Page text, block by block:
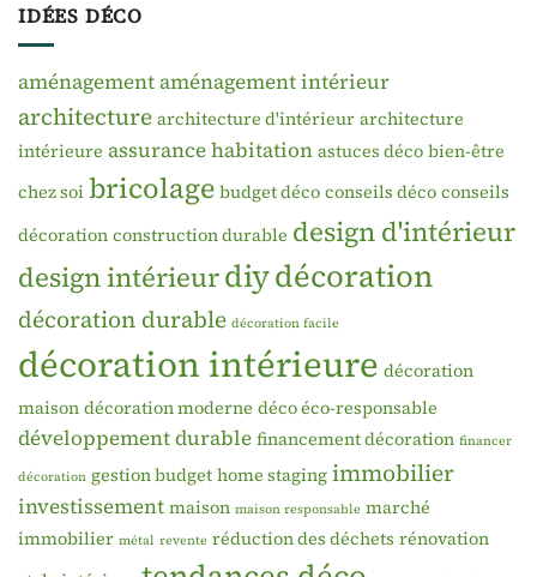
IDÉES DÉCO
aménagementaménagement intérieur
architecture architecture d'intérieur architecture
intérieure assurance habitation astuces déco bien-être
chez soi bricolage budget déco conseils déco conseils
décoration construction durable design d'intérieur
design intérieurdiydécoration
décoration durable décoration facile
décoration intérieure décoration
maison décoration moderne déco éco-responsable
développement durable financement décoration financer
décoration gestion budget home staging immobilier
investissement maison maison responsable marché
immobilier métal revente réduction des déchets rénovation